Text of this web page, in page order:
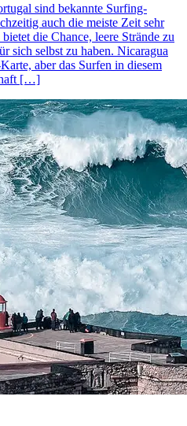
sind bekannte Surfing-
auch die meiste Zeit sehr
die Chance, leere Strände zu
sich selbst zu haben. Nicaragua
aber das Surfen in diesem
[…]